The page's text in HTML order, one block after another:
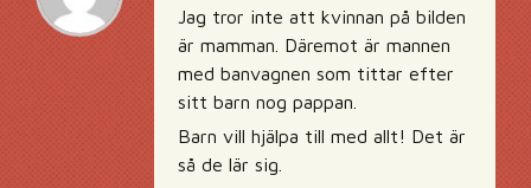
Jag tror inte att kvinnan på bilden
är mamman. Däremot är mannen
med banvagnen som tittar efter
sitt barn nog pappan.
Barn vill hjälpa till med allt! Det är
så de lär sig.